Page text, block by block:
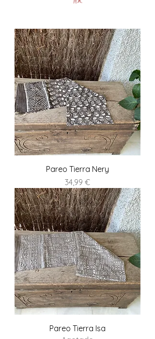
Pareo Tierra Nery
Precio
34,99 €
Pareo Tierra Isa